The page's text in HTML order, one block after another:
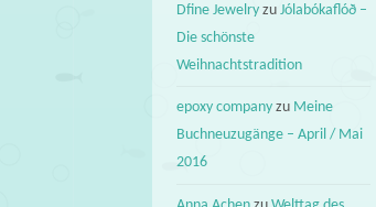
Dfine Jewelry zuJólabókaflóð –
Die schönste
Weihnachtstradition
epoxy company zu Meine
Buchneuzugänge – April / Mai
2016